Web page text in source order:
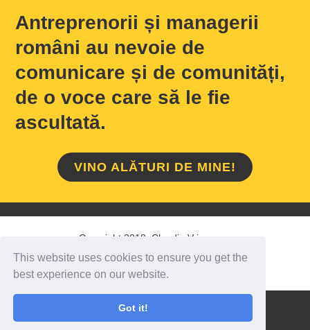
This website uses cookies to ensure you get the
best experience on our website.
Got it!
Antreprenorii și managerii
români au nevoie de
comunicare și de comunități,
de o voce care să le fie
ascultată.
VINO ALĂTURI DE MINE!
Copyright 2018 Claudiu Vrinceanu
HOME / DESPRE MINE CONTACT